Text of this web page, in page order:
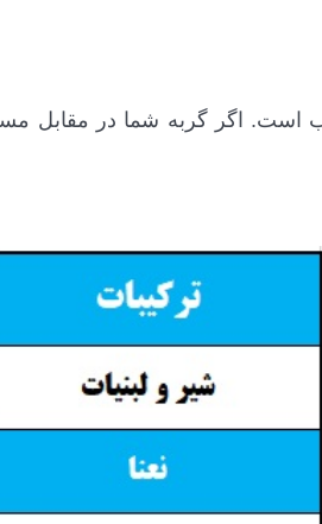
اگر گربه شما در مقابل